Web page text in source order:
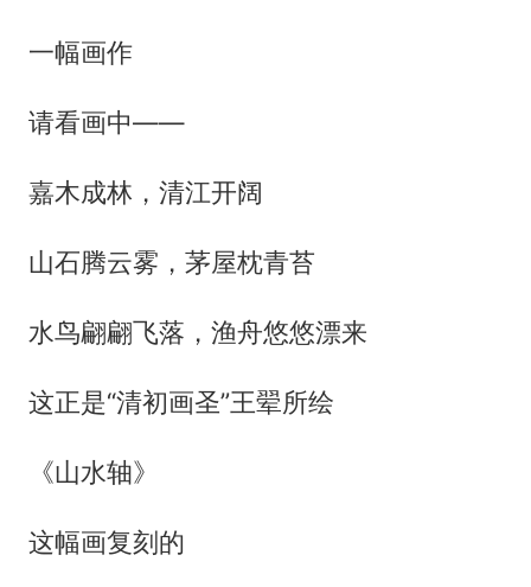
一幅画作
请看画中——
嘉木成林，清江开阔
山石腾云雾，茅屋枕青苔
水鸟翩翩飞落，渔舟悠悠漂来
这正是“清初画圣”王翚所绘
《山水轴》
这幅画复刻的